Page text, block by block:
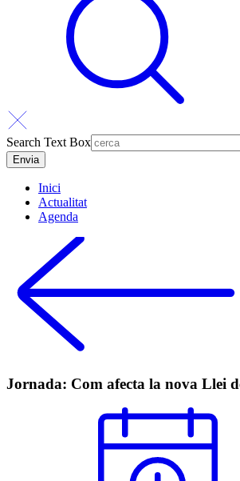
Search Text Box
Inici
Actualitat
Agenda
Jornada: Com afecta la nova Llei